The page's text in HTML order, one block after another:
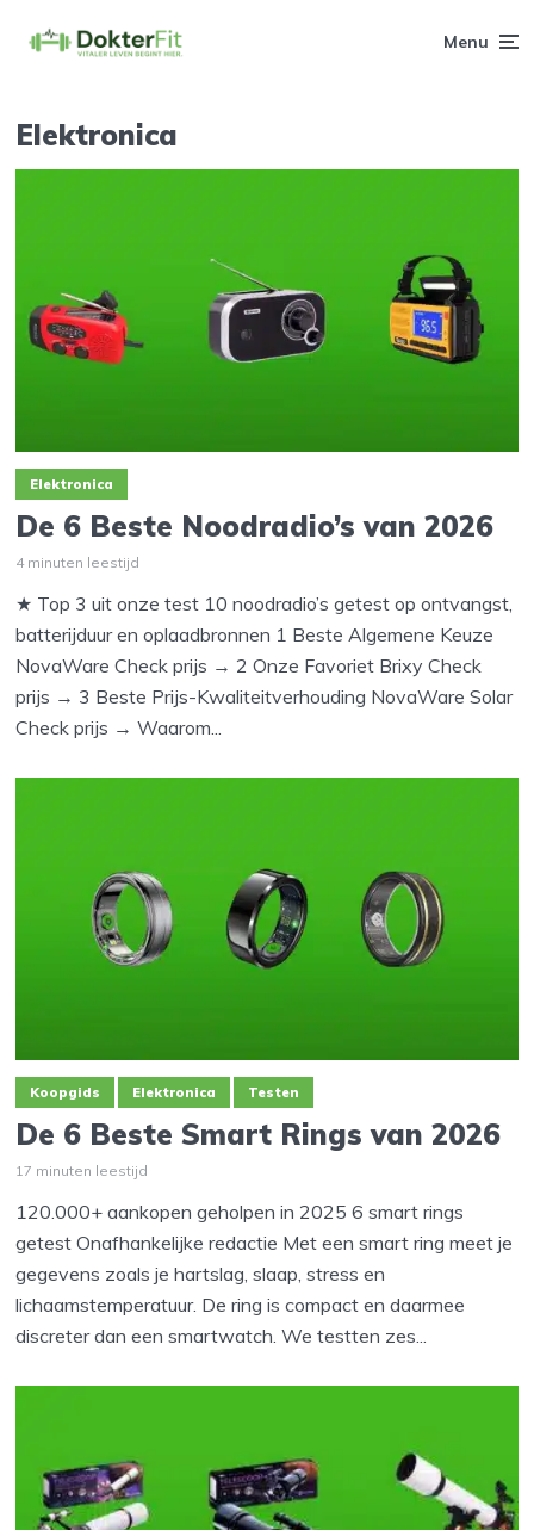
Menu
Elektronica
Elektronica
De 6 Beste Noodradio’s van 2026
4 minuten leestijd
★ Top 3 uit onze test 10 noodradio’s getest op ontvangst,
batterijduur en oplaadbronnen 1 Beste Algemene Keuze
NovaWare Check prijs → 2 Onze Favoriet Brixy Check
prijs → 3 Beste Prijs-Kwaliteitverhouding NovaWare Solar
Check prijs → Waarom...
Koopgids Elektronica Testen
De 6 Beste Smart Rings van 2026
17 minuten leestijd
120.000+ aankopen geholpen in 2025 6 smart rings
getest Onafhankelijke redactie Met een smart ring meet je
gegevens zoals je hartslag, slaap, stress en
lichaamstemperatuur. De ring is compact en daarmee
discreter dan een smartwatch. We testten zes...